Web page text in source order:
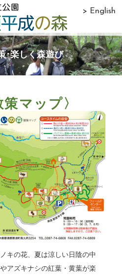
> English
･楽しく森遊び
策マップ〉
キの花、夏は涼しい日陰の中
アズキナシの紅葉・黄葉が楽